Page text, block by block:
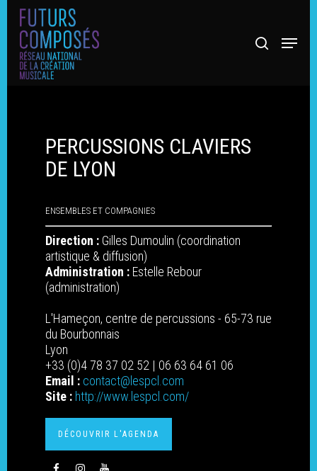
Hit enter to search or ESC to close
PERCUSSIONS CLAVIERS
DE LYON
ENSEMBLES ET COMPAGNIES
Direction : Gilles Dumoulin (coordination
artistique & diffusion)
Administration : Estelle Rebour
(administration)
L'Hameçon, centre de percussions - 65-73 rue
du Bourbonnais
Lyon
+33 (0)4 78 37 02 52 | 06 63 64 61 06
Email : contact@lespcl.com
Site : http://www.lespcl.com/
DÉCOUVRIR L'AGENDA